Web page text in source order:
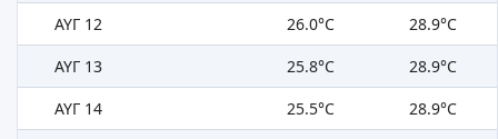
ΑΥΓ 12
26.0°C
28.9°C
ΑΥΓ 13
25.8°C
28.9°C
ΑΥΓ 14
25.5°C
28.9°C